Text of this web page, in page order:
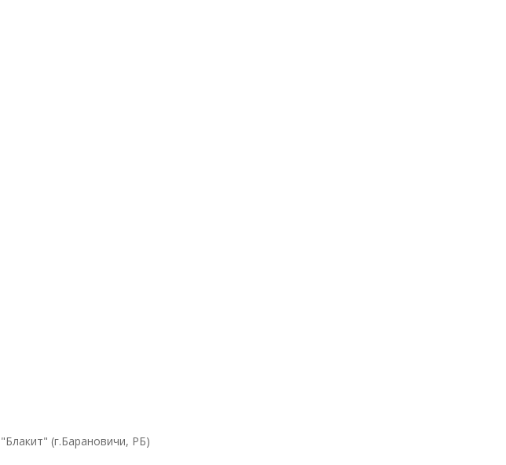
(г.Барановичи, РБ)